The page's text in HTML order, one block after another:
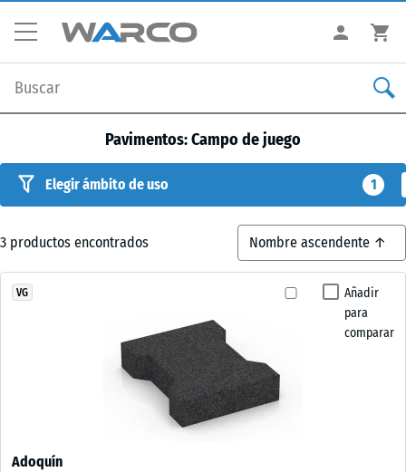
Pavimentos: Campo de juego
Elegir ámbito de uso 1
3 productos encontrados
Añadir
para
comparar
VG
Adoquín